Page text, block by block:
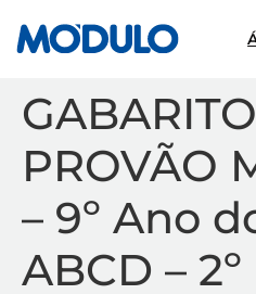
GABARITO
PROVÃO
– 9º Ano
ABCD –